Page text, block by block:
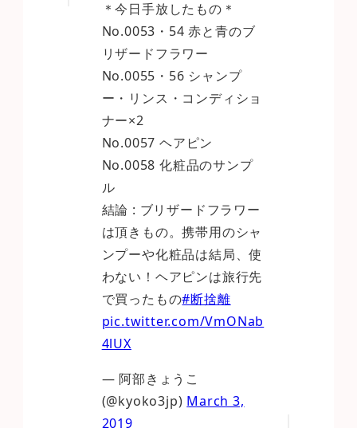
＊今日手放したもの＊
No.0053・54 赤と青のブ
リザードフラワー
No.0055・56 シャンプ
ー・リンス・コンディショ
ナー×2
No.0057 ヘアピン
No.0058 化粧品のサンプ
ル
結論 : ブリザードフラワー
は頂きもの。携帯用のシャ
ンプーや化粧品は結局、使
わない！ヘアピンは旅行先
で買ったもの#断捨離
pic.twitter.com/VmONab
4lUX
— 阿部きょうこ
(@kyoko3jp) March 3,
2019